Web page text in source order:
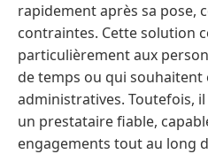
rapidement après sa pose,
contraintes. Cette solution
particulièrement aux
de temps ou qui
administratives. Toutefois,
un prestataire fiable,
engagements tout au long